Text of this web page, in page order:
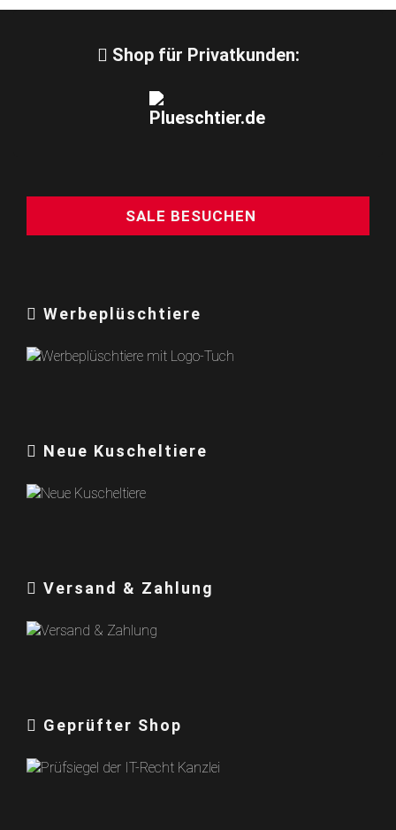
Shop für Privatkunden:
SALE BESUCHEN
Werbeplüschtiere
Neue Kuscheltiere
Versand & Zahlung
Geprüfter Shop